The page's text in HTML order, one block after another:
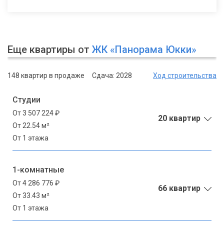
Еще квартиры от ЖК «Панорама Юкки»
148 квартир в продаже Сдача: 2028 Ход строительства
Студии
От 3 507 224 ₽
От 22.54 м²
От 1 этажа
20 квартир
1-комнатные
От 4 286 776 ₽
От 33.43 м²
От 1 этажа
66 квартир